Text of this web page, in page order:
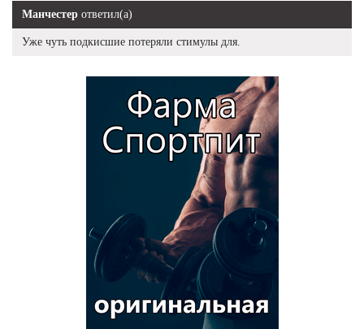
Манчестер ответил(а)
Уже чуть подкисшие потеряли стимулы для.